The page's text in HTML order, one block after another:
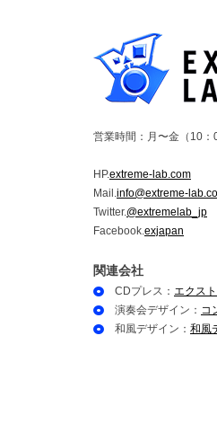
営業時間：月〜金（10：
HP.extreme-lab.com
Mail.info@extreme-
Twitter.@extremelab_jp
Facebook.exjapan
関連会社
CDプレス： エクス
演奏会デザイン： コ
和風デザイン： 和風